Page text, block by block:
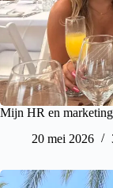
Mijn HR en
20 mei 2026